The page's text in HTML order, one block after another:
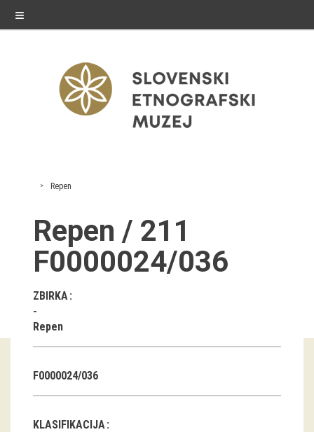
≡
razstave
Občasne razstave
Gostovanja
E-razstave
Virtualni sprehodi
Arhiv razstav
Repen
Repen / 211
F0000024/036
ZBIRKA
Repen
F0000024/036
KLASIFIKACIJA